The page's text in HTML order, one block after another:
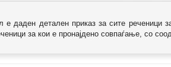
е даден детален приказ за сите реченици
за кои е пронајдено совпаѓање, со